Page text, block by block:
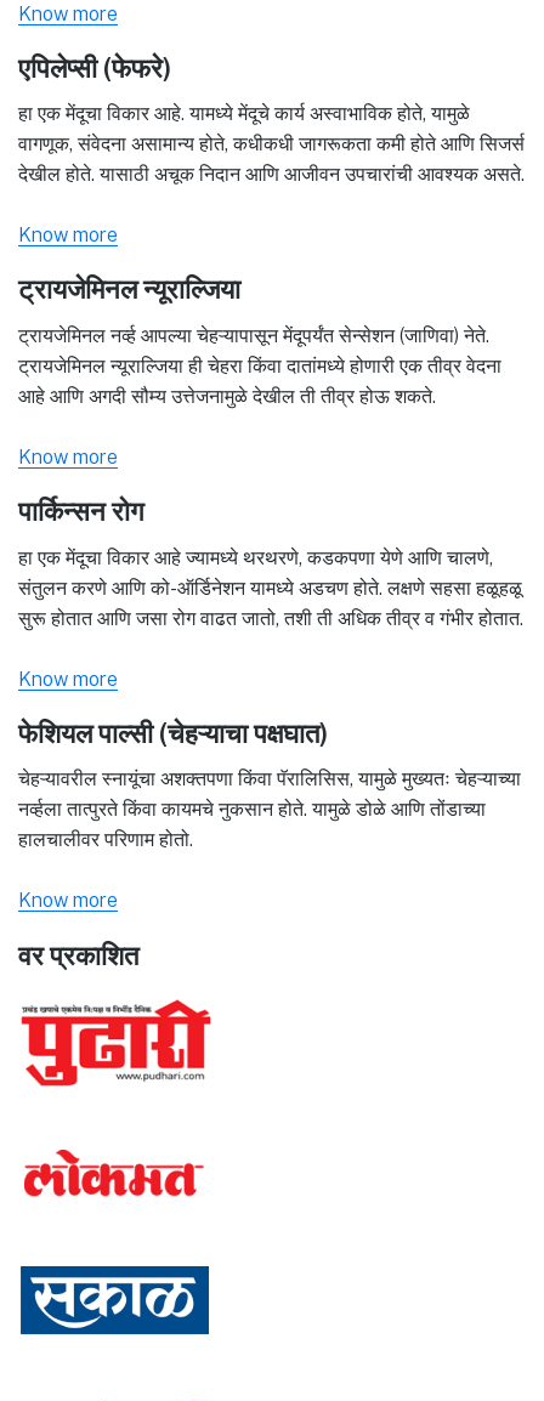
Know more
एपिलेप्सी (फेफरे)
हा एक मेंदूचा विकार आहे. यामध्ये मेंदूचे कार्य अस्वाभाविक होते, यामुळे
वागणूक, संवेदना असामान्य होते, कधीकधी जागरूकता कमी होते आणि सिजर्स
देखील होते. यासाठी अचूक निदान आणि आजीवन उपचारांची आवश्यक असते.
Know more
ट्रायजेमिनल न्यूराल्जिया
ट्रायजेमिनल नर्व्ह आपल्या चेहऱ्यापासून मेंदूपर्यंत सेन्सेशन (जाणिवा) नेते.
ट्रायजेमिनल न्यूराल्जिया ही चेहरा किंवा दातांमध्ये होणारी एक तीव्र वेदना
आहे आणि अगदी सौम्य उत्तेजनामुळे देखील ती तीव्र होऊ शकते.
Know more
पार्किन्सन रोग
हा एक मेंदूचा विकार आहे ज्यामध्ये थरथरणे, कडकपणा येणे आणि चालणे,
संतुलन करणे आणि को-ऑर्डिनेशन यामध्ये अडचण होते. लक्षणे सहसा हळूहळू
सुरू होतात आणि जसा रोग वाढत जातो, तशी ती अधिक तीव्र व गंभीर होतात.
Know more
फेशियल पाल्सी (चेहऱ्याचा पक्षघात)
चेहऱ्यावरील स्नायूंचा अशक्तपणा किंवा पॅरालिसिस, यामुळे मुख्यतः चेहऱ्याच्या
नर्व्हला तात्पुरते किंवा कायमचे नुकसान होते. यामुळे डोळे आणि तोंडाच्या
हालचालीवर परिणाम होतो.
Know more
वर प्रकाशित